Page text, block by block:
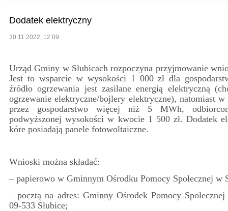
Dodatek elektryczny
30.11.2022, 12:09
Urząd Gminy w Słubicach rozpoczyna przyjmowanie
Jest to wsparcie w wysokości 1 000 zł dla
źródło ogrzewania jest zasilane energią elektryczną
ogrzewanie elektryczne/bojlery elektryczne), natomiast
przez gospodarstwo więcej niż 5 MWh,
podwyższonej wysokości w kwocie 1 500 zł. Dodatek
kóre posiadają panele fotowoltaiczne.
Wnioski można składać:
– papierowo w Gminnym Ośrodku Pomocy Społecznej w
– pocztą na adres: Gminny Ośrodek Pomocy
09-533 Słubice;